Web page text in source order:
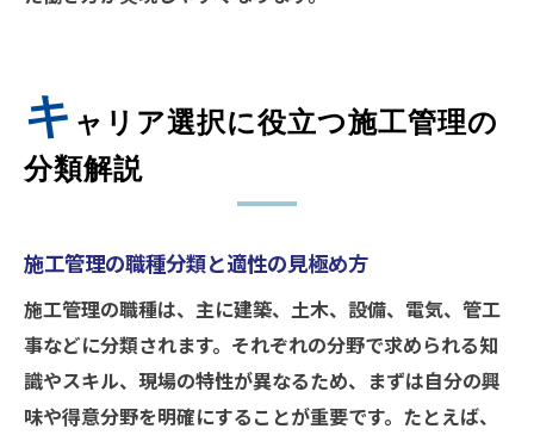
キ ャリア選択に役立つ施工管理の
分類解説
施工管理の職種分類と適性の見極め方
施工管理の職種は、主に建築、土木、設備、電気、管工
事などに分類されます。それぞれの分野で求められる知
識やスキル、現場の特性が異なるため、まずは自分の興
味や得意分野を明確にすることが重要です。たとえば、